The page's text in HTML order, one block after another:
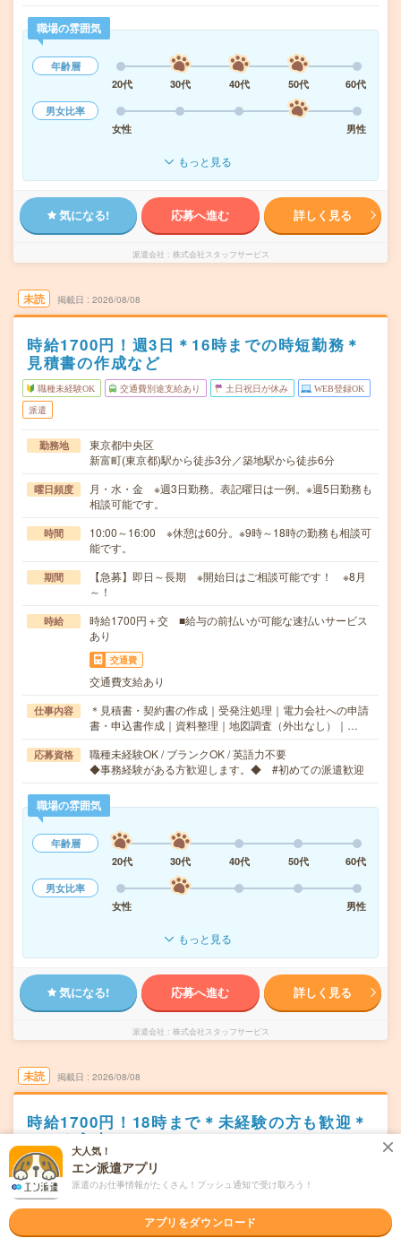
職場の雰囲気
年齢層
20代
30代 40代 50代
60代
男女比率
女性
男性
もっと見る
気になる! 応募へ進む 詳しく見る
派遣会社 株式会社スタッフサービス
未読 掲載日 2026/08/08
時給1700円！週3日＊16時までの時短勤務＊
見積書の作成など
職種未経験OK 交通費別途支給あり 土日祝日が休み WEB登録OK
派遣
勤務地
東京都中央区
新富町(東京都)駅から徒歩3分／築地駅から徒歩6分
曜日頻度
月・水・金 ※週3日勤務。表記曜日は一例。※週5日勤務も
相談可能です。
時間
10:00～16:00 ※休憩は60分。※9時～18時の勤務も相談可
能です。
期間
【急募】即日～長期 ※開始日はご相談可能です！ ※8月
～！
時給
時給1700円＋交 ■給与の前払いが可能な速払いサービス
あり
交通費
交通費支給あり
仕事内容
＊見積書・契約書の作成｜受発注処理｜電力会社への申請
書・申込書作成｜資料整理｜地図調査（外出なし）｜…
応募資格
職種未経験OK / ブランクOK / 英語力不要
◆事務経験がある方歓迎します。◆ #初めての派遣歓迎
職場の雰囲気
年齢層
20代
30代 40代 50代
60代
男女比率
女性
男性
もっと見る
気になる! 応募へ進む 詳しく見る
派遣会社 株式会社スタッフサービス
未読 掲載日 2026/08/08
時給1700円！18時まで＊未経験の方も歓迎＊
データ入力メイン
職種未経験OK 交通費別途支給あり
派遣
東京都中央区
新富町(東京都)駅から徒歩3分／築地駅から徒歩6分
大人気！
エン派遣アプリ
派遣のお仕事情報がたくさん！プッシュ通知で受け取ろう！
アプリをダウンロード